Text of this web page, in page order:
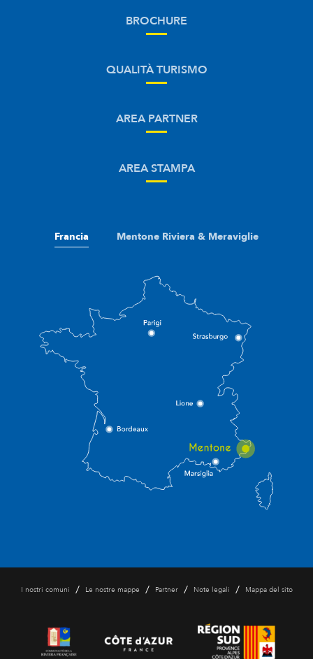
BROCHURE
QUALITÀ TURISMO
AREA PARTNER
AREA STAMPA
Francia Mentone Riviera & Meraviglie
I nostri comuni / Le nostre mappe / Partner / Note legali / Mappa del sito